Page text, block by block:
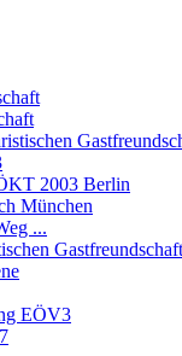
2003 Berlin
München
...
Gastfreundschaft
EÖV3